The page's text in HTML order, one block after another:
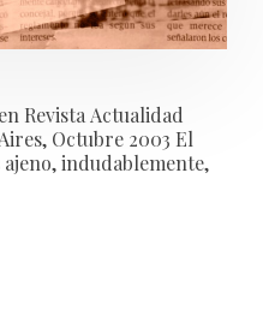
Revista Actualidad
Octubre 2003 El
indudablemente,